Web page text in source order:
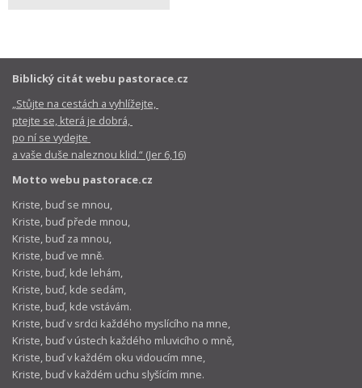
Biblický citát webu pastorace.cz
„Stůjte na cestách a vyhlížejte,
ptejte se, která je dobrá,
po ní se vydejte
a vaše duše naleznou klid.“ (Jer 6,16)
Motto webu pastorace.cz
Kriste, buď se mnou,
Kriste, buď přede mnou,
Kriste, buď za mnou,
Kriste, buď ve mně.
Kriste, buď, kde lehám,
Kriste, buď, kde sedám,
Kriste, buď, kde vstávám.
Kriste, buď v srdci každého myslícího na mne,
Kriste, buď v ústech každého mluvicího o mně,
Kriste, buď v každém oku vidoucím mne,
Kriste, buď v každém uchu slyšícím mne.